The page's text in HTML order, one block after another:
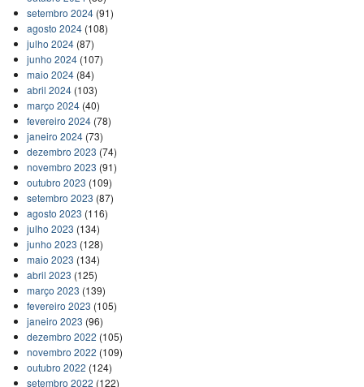
setembro 2024(91)
agosto 2024(108)
julho 2024(87)
junho 2024(107)
maio 2024(84)
abril 2024(103)
março 2024(40)
fevereiro 2024(78)
janeiro 2024(73)
dezembro 2023 (74)
novembro 2023 (91)
outubro 2023 (109)
setembro 2023 (87)
agosto 2023 (116)
julho 2023 (134)
junho 2023 (128)
maio 2023 (134)
abril 2023 (125)
março 2023 (139)
fevereiro 2023 (105)
janeiro 2023 (96)
dezembro 2022 (105)
novembro 2022 (109)
outubro 2022 (124)
setembro 2022 (122)